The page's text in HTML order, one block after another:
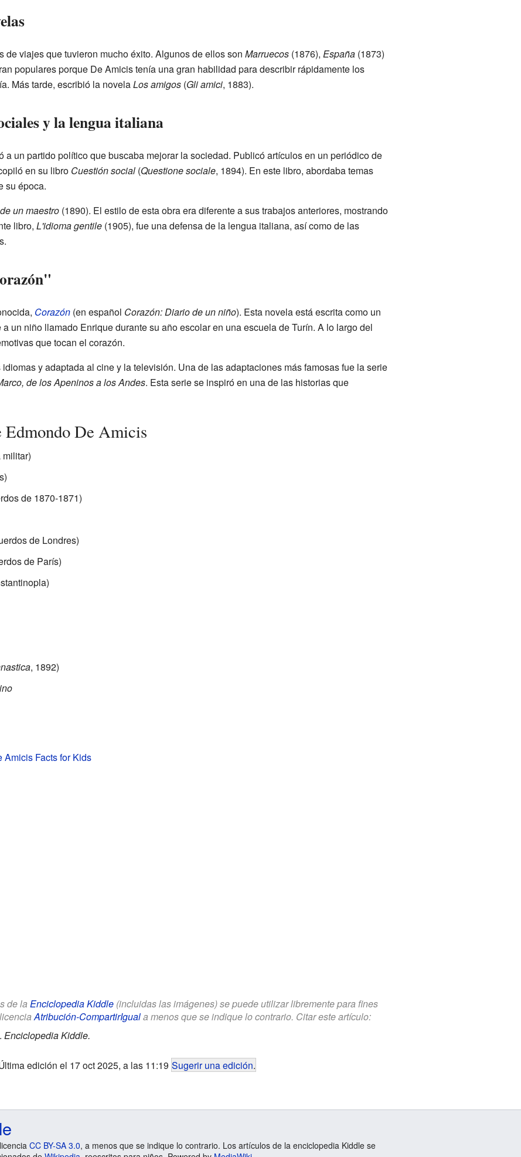
de viajes que tuvieron mucho éxito. Algunos de ellos son Marruecos(1876), España(1873)
populares porque De Amicis tenía una gran habilidad para describir rápidamente los
Más tarde, escribió la novelaLos amigos(Gli amici, 1883).
y la lengua italiana
a un partido político que buscaba mejorar la sociedad. Publicó artículos en un periódico de
en su libro Cuestión social(Questione sociale, 1894). En este libro, abordaba temas
su época.
un maestro(1890). El estilo de esta obra era diferente a sus trabajos anteriores, mostrando
libro, L'idioma gentile(1905), fue una defensa de la lengua italiana, así como de las
Corazón(en español Corazón: Diario de un niño). Esta novela está escrita como un
un niño llamado Enrique durante su año escolar en una escuela de Turín. A lo largo del
que tocan el corazón.
y adaptada al cine y la televisión. Una de las adaptaciones más famosas fue la serie
de los Apeninos a los Andes. Esta serie se inspiró en una de las historias que
Edmondo De Amicis
de 1870-1871)
de Londres)
de París)
, 1892)
Amicis Facts for Kids
de la Enciclopedia Kiddle(incluidas las imágenes) se puede utilizar libremente para fines
Atribución-CompartirIguala menos que se indique lo contrario. Citar este artículo:
Enciclopedia Kiddle.
edición el 17 oct 2025, a las 11:19 Sugerir una edición.
CC BY-SA 3.0, a menos que se indique lo contrario. Los artículos de la enciclopedia Kiddle se